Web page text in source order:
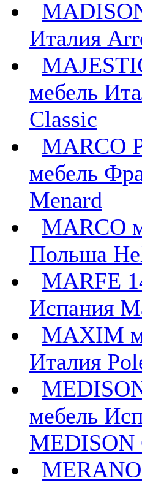
Италия
мебель
Classic
MARCO
мебель
Menard
MARCO
Польша
MARFE
Испания
MAXIM
Италия
мебель
MEDISON